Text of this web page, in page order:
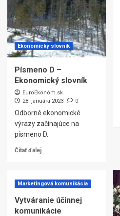
Ekonomický slovník
Písmeno D –
Ekonomický slovník
EuroEkonóm.sk
28. januára 2023
0
Odborné ekonomické
výrazy začínajúce na
písmeno D.
Čítať ďalej
Marketingová komunikácia
Vytváranie účinnej
komunikácie